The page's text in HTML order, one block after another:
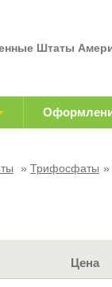
Штаты
Трифосфаты
Цена